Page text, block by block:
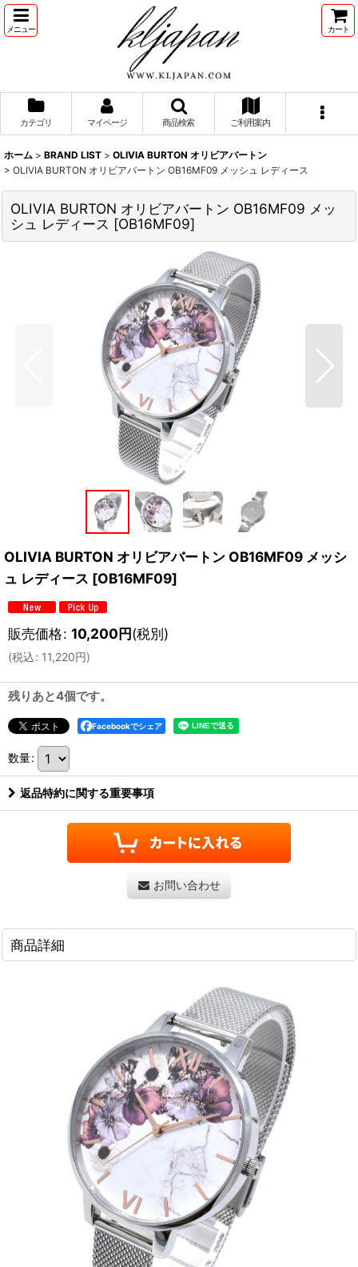
メニュー カート
カテゴリ マイページ 商品検索 ご利用案内
ホーム > BRAND LIST > OLIVIA BURTON オリビアバートン
> OLIVIA BURTON オリビアバートン OB16MF09 メッシュ レディース
OLIVIA BURTON オリビアバートン OB16MF09 メッ
シュ レディース [OB16MF09]
OLIVIA BURTON オリビアバートン OB16MF09 メッシ
ュ レディース [OB16MF09]
販売価格: 10,200円(税別)
(税込: 11,220円)
残りあと4個です。
Facebookでシェア
数量:
返品特約に関する重要事項
お問い合わせ
商品詳細